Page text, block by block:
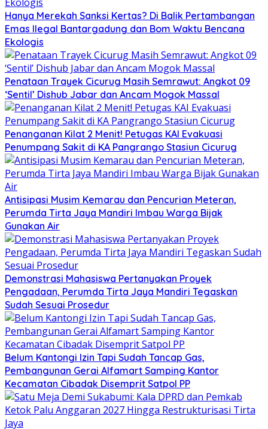
Hanya Merekah Sanksi Kertas? Di Balik Pertambangan
Emas Ilegal Bantargadung dan Bom Waktu Bencana
Ekologis
Penataan Trayek Cicurug Masih Semrawut: Angkot 09
‘Sentil’ Dishub Jabar dan Ancam Mogok Massal
Penanganan Kilat 2 Menit! Petugas KAI Evakuasi
Penumpang Sakit di KA Pangrango Stasiun Cicurug
Antisipasi Musim Kemarau dan Pencurian Meteran,
Perumda Tirta Jaya Mandiri Imbau Warga Bijak
Gunakan Air
Demonstrasi Mahasiswa Pertanyakan Proyek
Pengadaan, Perumda Tirta Jaya Mandiri Tegaskan
Sudah Sesuai Prosedur
Belum Kantongi Izin Tapi Sudah Tancap Gas,
Pembangunan Gerai Alfamart Samping Kantor
Kecamatan Cibadak Disemprit Satpol PP